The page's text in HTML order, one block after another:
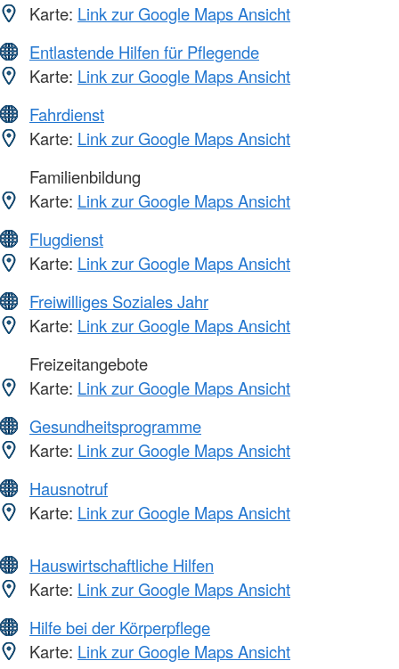
Karte: Link zur Google Maps Ansicht
Entlastende Hilfen für Pflegende
Karte: Link zur Google Maps Ansicht
Fahrdienst
Karte: Link zur Google Maps Ansicht
Familienbildung
Karte: Link zur Google Maps Ansicht
Flugdienst
Karte: Link zur Google Maps Ansicht
Freiwilliges Soziales Jahr
Karte: Link zur Google Maps Ansicht
Freizeitangebote
Karte: Link zur Google Maps Ansicht
Gesundheitsprogramme
Karte: Link zur Google Maps Ansicht
Hausnotruf
Karte: Link zur Google Maps Ansicht
Hauswirtschaftliche Hilfen
Karte: Link zur Google Maps Ansicht
Hilfe bei der Körperpflege
Karte: Link zur Google Maps Ansicht